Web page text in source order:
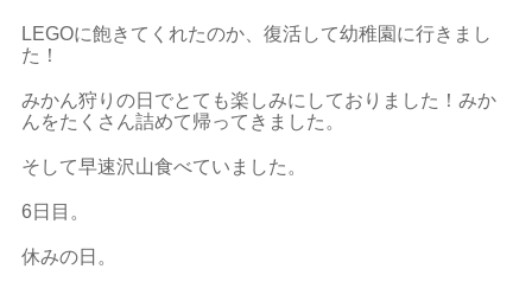
LEGOに飽きてくれたのか、復活して幼稚園に行きまし
た！
みかん狩りの日でとても楽しみにしておりました！みか
んをたくさん詰めて帰ってきました。
そして早速沢山食べていました。
6日目。
休みの日。